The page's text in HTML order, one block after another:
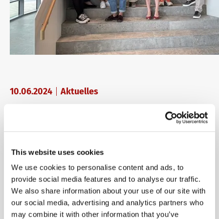
This website uses cookies
We use cookies to personalise content and ads, to
provide social media features and to analyse our traffic.
We also share information about your use of our site with
our social media, advertising and analytics partners who
may combine it with other information that you’ve
10.06.2024 Aktuelles
Digitale Prüfungen im
Fokus
Am 5. Juni 2024 begrüßte die telc gGmbH den
Landesverband der Volkshochschulen von Rheinland-
Pfalz in ihrer Hauptzentrale in Bad Homburg vor der
Höhe. An dem Treffen nahmen 20 Vertreter:innen des